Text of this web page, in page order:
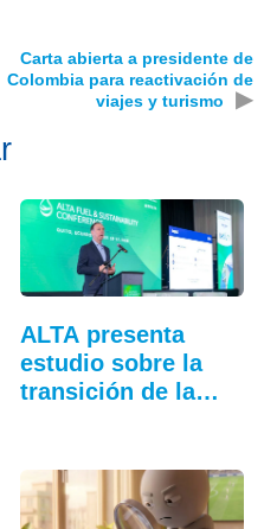
Carta abierta a presidente de
Colombia para reactivación de
viajes y turismo
▶
ALTA presenta
estudio sobre la
transición de la…